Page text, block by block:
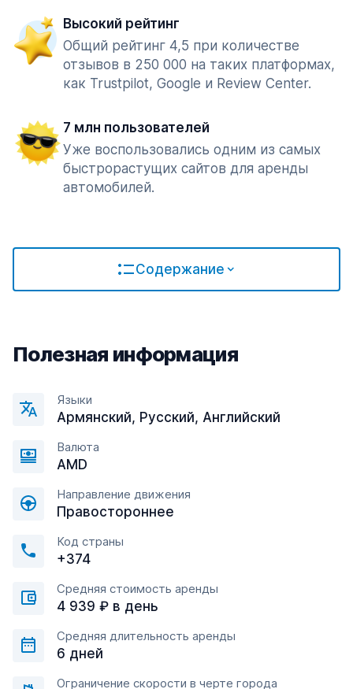
Высокий рейтинг
Общий рейтинг 4,5 при количестве
отзывов в 250 000 на таких платформах,
как Trustpilot, Google и Review Center.
7 млн пользователей
Уже воспользовались одним из самых
быстрорастущих сайтов для аренды
автомобилей.
Содержание
Полезная информация
Языки
Армянский, Русский, Английский
Валюта
AMD
Направление движения
Правостороннее
Код страны
+374
Средняя стоимость аренды
4 939 ₽ в день
Средняя длительность аренды
6 дней
Ограничение скорости в черте города